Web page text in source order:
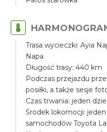
Trasa wycieczki: Ayia
Napa
Długość trasy: 440 km
Podczas przejazdu
posiłki, a także sesje
Czas trwania: jeden
Środek lokomocji:
samochodów Toyota